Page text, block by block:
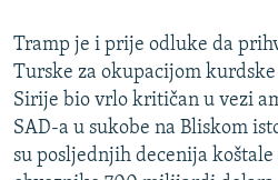
Tramp je i prije odluke da
Turske za okupacijom
Sirije bio vrlo kritičan u vezi
SAD-a u sukobe na Bliskom
su posljednjih decenija